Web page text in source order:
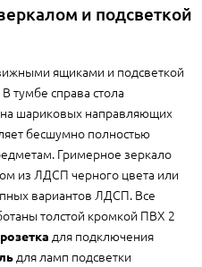
и подсветкой
ящиками и подсветкой
тумбе справа стола
шариковых направляющих
бесшумно полностью
Гримерное зеркало
из ЛДСП черного цвета или
вариантов ЛДСП. Все
толстой кромкой ПВХ 2
розетка для подключения
для ламп подсветки